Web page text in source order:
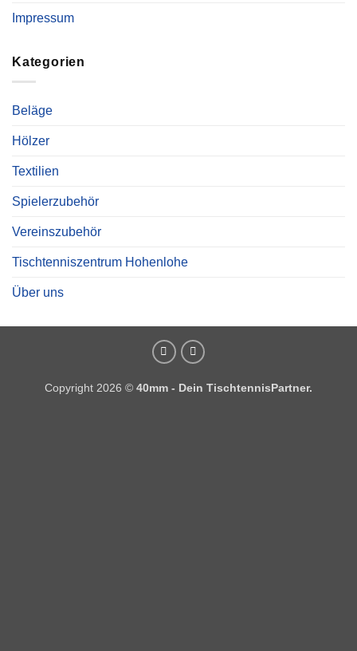
Impressum
Kategorien
Beläge
Hölzer
Textilien
Spielerzubehör
Vereinszubehör
Tischtenniszentrum Hohenlohe
Über uns
Copyright 2026 © 40mm - Dein TischtennisPartner.